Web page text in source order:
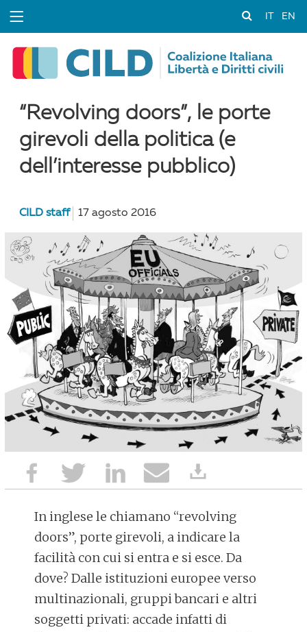
EN
“Revolving doors”, le porte
girevoli della politica (e
dell’interesse pubblico)
CILD staff 17 agosto 2016
In inglese le chiamano “revolving
doors”, porte girevoli, a indicare la
facilità con cui si entra e si esce. Da
dove? Dalle istituzioni europee verso
multinazionali, gruppi bancari e altri
soggetti privati: accade infatti di